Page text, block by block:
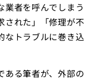
業者を呼んでしまう
された」「修理が不
なトラブルに巻き込
ある筆者が、外部の